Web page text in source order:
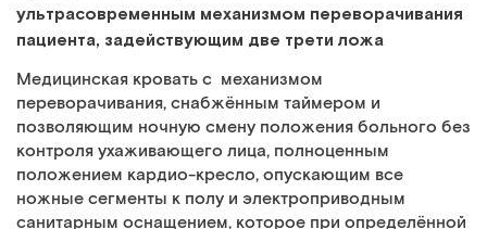
ультрасовременным механизмом переворачивания
пациента, задействующим две трети ложа
Медицинская кровать с механизмом
переворачивания, снабжённым таймером и
позволяющим ночную смену положения больного без
контроля ухаживающего лица, полноценным
положением кардио-кресло, опускающим все
ножные сегменты к полу и электроприводным
санитарным оснащением, которое при определённой